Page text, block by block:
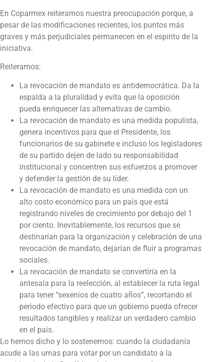
En Coparmex reiteramos nuestra preocupación porque, a
pesar de las modificaciones recientes, los puntos más
graves y más perjudiciales permanecen en el espíritu de la
iniciativa.
Reiteramos:
La revocación de mandato es antidemocrática. Da la
espalda a la pluralidad y evita que la oposición
pueda enriquecer las alternativas de cambio.
La revocación de mandato es una medida populista,
genera incentivos para que el Presidente, los
funcionarios de su gabinete e incluso los legisladores
de su partido dejen de lado su responsabilidad
institucional y concentren sus esfuerzos a promover
y defender la gestión de su líder.
La revocación de mandato es una medida con un
alto costo económico para un país que está
registrando niveles de crecimiento por debajo del 1
por ciento. Inevitablemente, los recursos que se
destinarían para la organización y celebración de una
revocación de mandato, dejarían de fluir a programas
sociales.
La revocación de mandato se convertiría en la
antesala para la reelección, al establecer la ruta legal
para tener “sexenios de cuatro años”, recortando el
periodo efectivo para que un gobierno pueda ofrecer
resultados tangibles y realizar un verdadero cambio
en el país.
Lo hemos dicho y lo sostenemos: cuando la ciudadanía
acude a las urnas para votar por un candidato a la